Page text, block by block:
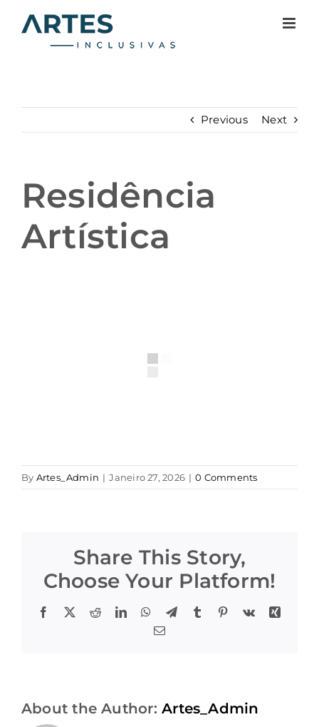
Previous Next
Residência
Artística
By Artes_Admin | Janeiro 27, 2026 | 0 Comments
Share This Story,
Choose Your Platform!
Facebook
X RedditLinkedInWhatsApp
TelegramTumblr Pinterest
Vk
Xing
Email
About the Author:Artes_Admin